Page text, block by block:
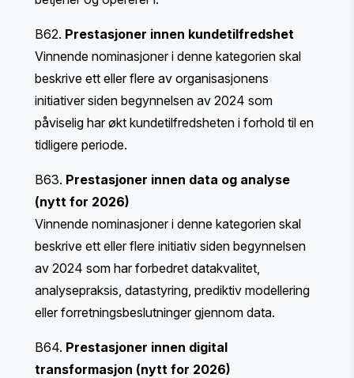
B62. Prestasjoner innen kundetilfredshet
Vinnende nominasjoner i denne kategorien skal
beskrive ett eller flere av organisasjonens
initiativer siden begynnelsen av 2024 som
påviselig har økt kundetilfredsheten i forhold til en
tidligere periode.
B63. Prestasjoner innen data og analyse
(nytt for 2026)
Vinnende nominasjoner i denne kategorien skal
beskrive ett eller flere initiativ siden begynnelsen
av 2024 som har forbedret datakvalitet,
analysepraksis, datastyring, prediktiv modellering
eller forretningsbeslutninger gjennom data.
B64. Prestasjoner innen digital
transformasjon (nytt for 2026)